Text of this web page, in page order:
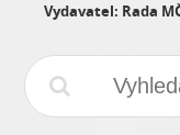
Vydavatel: Rada